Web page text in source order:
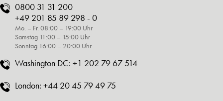
0800 31 31 200
+49 201 85 89 298 - 0
Mo. – Fr. 08:00 – 19:00 Uhr
Samstag 11:00 – 15:00 Uhr
Sonntag 16:00 – 20:00 Uhr
Washington DC: +1 202 79 67 514
London: +44 20 45 79 49 75